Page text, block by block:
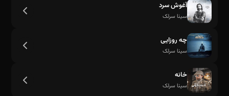
آغوش سرد
سینا سرلک
چه روزایی
سینا سرلک
خانه
سینا سرلک